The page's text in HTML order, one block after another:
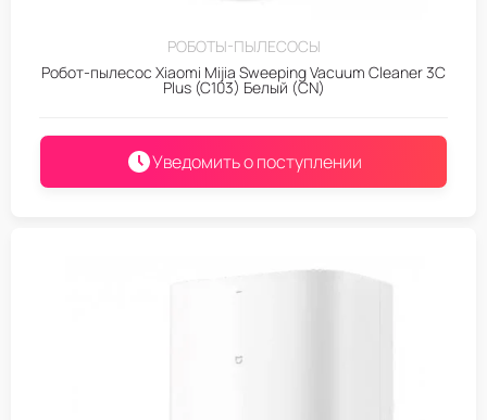
РОБОТЫ-ПЫЛЕСОСЫ
Робот-пылесос Xiaomi Mijia Sweeping Vacuum Cleaner 3C
Plus (C103) Белый (CN)
Уведомить о поступлении